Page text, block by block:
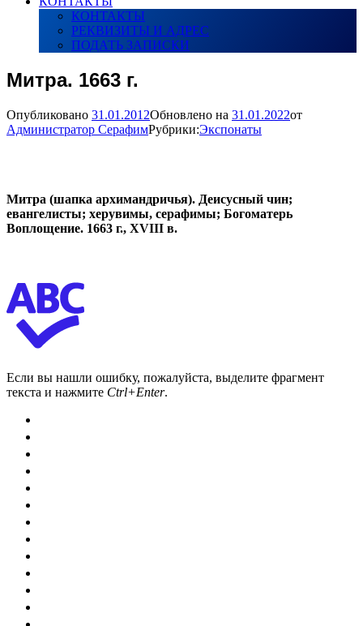
КОНТАКТЫ
РЕКВИЗИТЫ И АДРЕС
ПОДАТЬ ЗАПИСКИ
Митра. 1663 г.
Опубликовано 31.01.2012Обновлено на 31.01.2022от
Администратор СерафимРубрики:Экспонаты
Митра (шапка архимандричья). Деисусный чин;
евангелисты; херувимы, серафимы; Богоматерь
Воплощение. 1663 г., XVIII в.
Если вы нашли ошибку, пожалуйста, выделите фрагмент
текста и нажмите Ctrl+Enter.